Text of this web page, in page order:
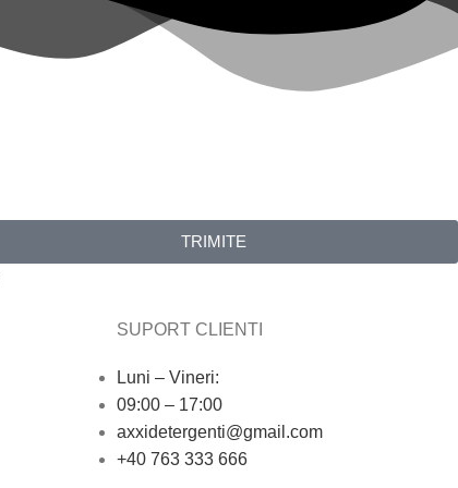
TRIMITE
SUPORT CLIENTI
Luni – Vineri:
09:00 – 17:00
axxidetergenti@gmail.com
+40 763 333 666